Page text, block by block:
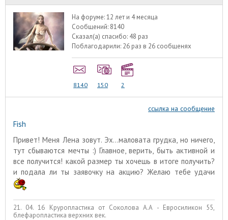
На форуме:12 лет и 4 месяца
Сообщений: 8140
Сказал(а) спасибо: 48 раз
Поблагодарили: 26 раз в 26 сообщенях
8140 150 2
ссылка на сообщение
Fish
Привет! Меня Лена зовут. Эх...маловата грудка, но ничего,
тут сбываются мечты :) Главное, верить, быть активной и
все получится! какой размер ты хочешь в итоге получить?
и подала ли ты заявочку на акцию? Желаю тебе удачи
21. 04. 16 Круропластика от Соколова А.А - Евросиликон 55,
блефаропластика верхних век.